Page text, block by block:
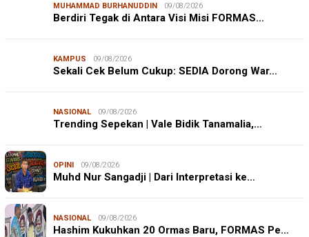
MUHAMMAD BURHANUDDIN 09/08/2026
Berdiri Tegak di Antara Visi Misi FORMAS…
KAMPUS 09/08/2026
Sekali Cek Belum Cukup: SEDIA Dorong War…
NASIONAL 09/08/2026
Trending Sepekan | Vale Bidik Tanamalia,…
OPINI 09/08/2026
Muhd Nur Sangadji | Dari Interpretasi ke…
NASIONAL 09/08/2026
Hashim Kukuhkan 20 Ormas Baru, FORMAS Pe…